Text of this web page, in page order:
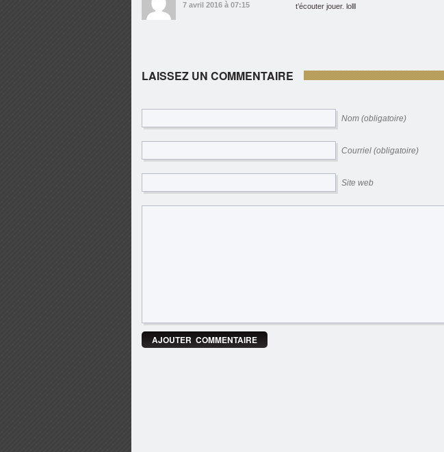
7 avril 2016 à 07:15
t’écouter jouer. lolll
LAISSEZ UN COMMENTAIRE
Nom (obligatoire)
Courriel (obligatoire)
Site web